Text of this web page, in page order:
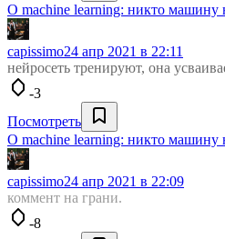
О machine learning: никто машину
capissimo24 апр 2021 в 22:11
нейросеть тренируют, она
-3
Посмотреть
О machine learning: никто машину
capissimo24 апр 2021 в 22:09
коммент на грани.
-8